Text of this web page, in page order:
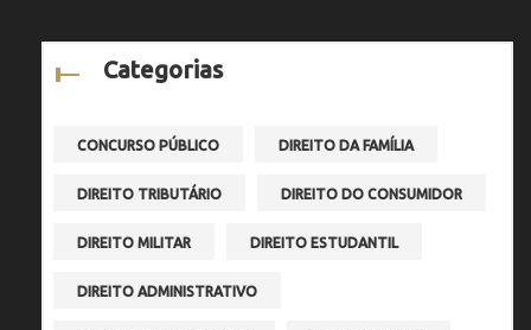
Categorias
CONCURSO PÚBLICO DIREITO DA FAMÍLIA
DIREITO TRIBUTÁRIO DIREITO DO CONSUMIDOR
DIREITO MILITAR DIREITO ESTUDANTIL
DIREITO ADMINISTRATIVO